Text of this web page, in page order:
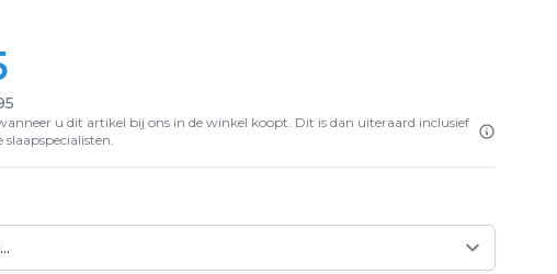
u dit artikel bij ons in de winkel koopt. Dit is dan uiteraard inclusief